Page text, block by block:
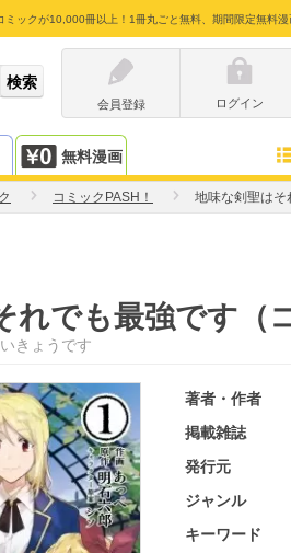
ミックが10,000冊以上！1冊丸ごと無料、期間限定無料漫
会員登録
ログイン
無料漫画
コミックPASH！ 地味な剣聖はそ
れでも最強です（
きょうです
著者・作者
掲載雑誌
発行元
ジャンル
キーワード